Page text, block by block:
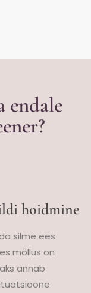
endale
hoidmine
silme ees
möllus on
annab